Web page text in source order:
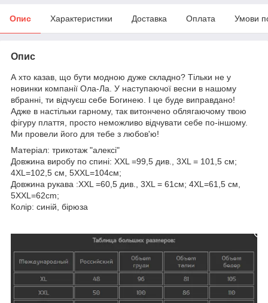
Опис Характеристики Доставка Оплата Умови
Опис
А хто казав, що бути модною дуже складно? Тільки не у
новинки компанії Ола-Ла. У наступаючої весни в нашому
вбранні, ти відчуєш себе Богинею. І це буде виправдано!
Адже в настільки гарному, так витончено облягаючому твою
фігуру плаття, просто неможливо відчувати себе по-іншому.
Ми провели його для тебе з любов'ю!
Матеріал: трикотаж "алексі"
Довжина виробу по спині: XXL =99,5 див., 3XL = 101,5 см;
4XL=102,5 см, 5XXL=104см;
Довжина рукава :XXL =60,5 див., 3XL = 61см; 4XL=61,5 см,
5XXL=62cm;
Колір: синій, бірюза